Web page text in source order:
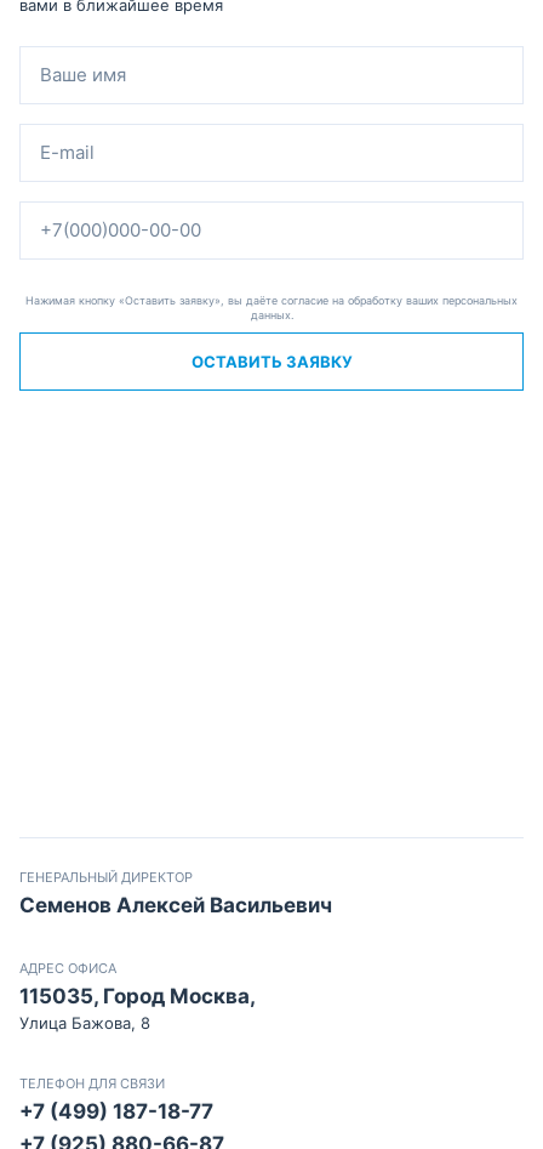
вами в ближайшее время
Нажимая кнопку «Оставить заявку», вы даёте согласие на обработку ваших персональных
данных.
ОСТАВИТЬ ЗАЯВКУ
ГЕНЕРАЛЬНЫЙ ДИРЕКТОР
Семенов Алексей Васильевич
АДРЕС ОФИСА
115035, Город Москва,
Улица Бажова, 8
ТЕЛЕФОН ДЛЯ СВЯЗИ
+7 (499) 187-18-77
+7 (925) 880-66-87